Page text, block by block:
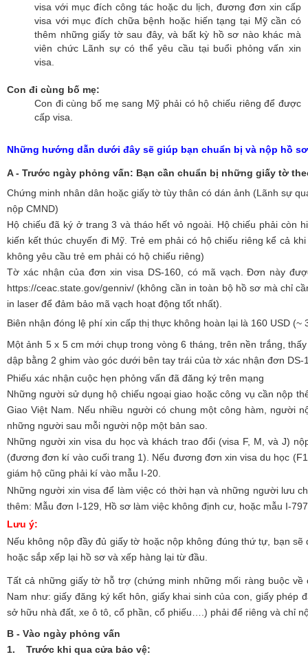
visa với mục đích công tác hoặc du lịch, đương đơn xin cấp
visa với mục đích chữa bệnh hoặc hiến tạng tại Mỹ cần có
thêm những giấy tờ sau đây, và bất kỳ hồ sơ nào khác mà
viên chức Lãnh sự có thể yêu cầu tại buổi phỏng vấn xin
visa.
Con đi cùng bố mẹ:
Con đi cùng bố mẹ sang Mỹ phải có hộ chiếu riêng để được
cấp visa.
Những hướng dẫn dưới đây sẽ giúp bạn chuẩn bị và nộp hồ
A - Trước ngày phỏng vấn: Bạn cần chuẩn bị những giấy tờ
Chứng minh nhân dân hoặc giấy tờ tùy thân có dán ảnh (Lãnh sự
nộp CMND)
Hộ chiếu đã ký ở trang 3 và tháo hết vỏ ngoài. Hộ chiếu phải còn
kiến kết thúc chuyến đi Mỹ. Trẻ em phải có hộ chiếu riêng kể cả
không yêu cầu trẻ em phải có hộ chiếu riêng)
Tờ xác nhận của đơn xin visa DS-160, có mã vạch. Đơn này
https://ceac.state.gov/genniv/ (không cần in toàn bộ hồ sơ mà chỉ
in laser để đảm bảo mã vạch hoạt động tốt nhất).
Biên nhận đóng lệ phí xin cấp thị thực không hoàn lại là 160 USD (~
Một ảnh 5 x 5 cm mới chụp trong vòng 6 tháng, trên nền trắng,
dập bằng 2 ghim vào góc dưới bên tay trái của tờ xác nhận đơn DS-
Phiếu xác nhận cuộc hẹn phỏng vấn đã đăng ký trên mạng
Những người sử dụng hộ chiếu ngoại giao hoặc công vụ cần nộp
Giao Việt Nam. Nếu nhiều người có chung một công hàm, người
những người sau mỗi người nộp một bản sao.
Những người xin visa du học và khách trao đổi (visa F, M, và J)
(đương đơn kí vào cuối trang 1). Nếu đương đơn xin visa du học
giám hộ cũng phải kí vào mẫu I-20.
Những người xin visa để làm việc có thời hạn và những người lưu
thêm: Mẫu đơn I-129, Hồ sơ làm việc không định cư, hoặc mẫu I-
Lưu ý:
Nếu không nộp đầy đủ giấy tờ hoặc nộp không đúng thứ tự, bạn
hoặc sắp xếp lại hồ sơ và xếp hàng lại từ đầu.
Tất cả những giấy tờ hỗ trợ (chứng minh những mối ràng buộc về
Nam như: giấy đăng ký kết hôn, giấy khai sinh của con, giấy phép
sở hữu nhà đất, xe ô tô, cổ phần, cổ phiếu….) phải để riêng và chỉ
B - Vào ngày phỏng vấn
1. Trước khi qua cửa bảo vệ: